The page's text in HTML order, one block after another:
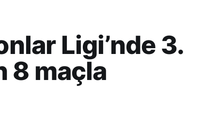
Ligi’nde 3.
8 maçla